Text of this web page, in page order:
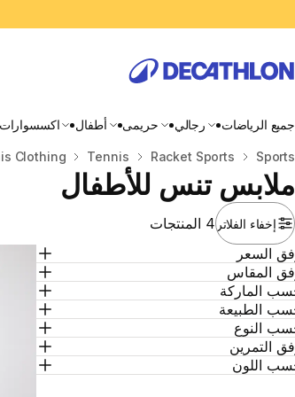
جميع الرياضات رجالي حريمى أطفال
المنزل
Sports
Racket Sports
Tennis
Clothing
ملابس تنس للأطفال
إخفاء الفلاتر4 المنتجات
السعر
المقاس
الماركة
الطبيعة
النوع
التمرين
اللون